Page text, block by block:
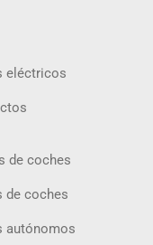
eléctricos
de coches
de coches
autónomos